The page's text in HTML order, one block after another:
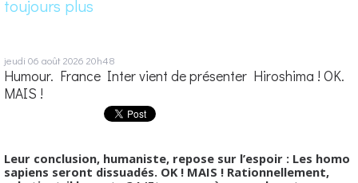
toujours plus
jeudi 06 août 2026 20h48
Humour. France Inter vient de présenter Hiroshima ! OK.
MAIS !
Leur conclusion, humaniste, repose sur l’espoir : Les homo
sapiens seront dissuadés. OK ! MAIS ! Rationnellement,